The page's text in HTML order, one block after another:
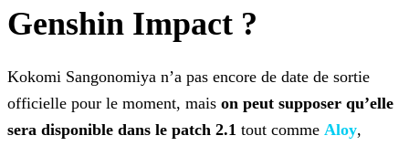
Genshin Impact ?
Kokomi Sangonomiya n’a pas encore de date de sortie
officielle pour le moment, mais on peut supposer qu’elle
sera disponible dans le patch 2.1 tout comme Aloy,